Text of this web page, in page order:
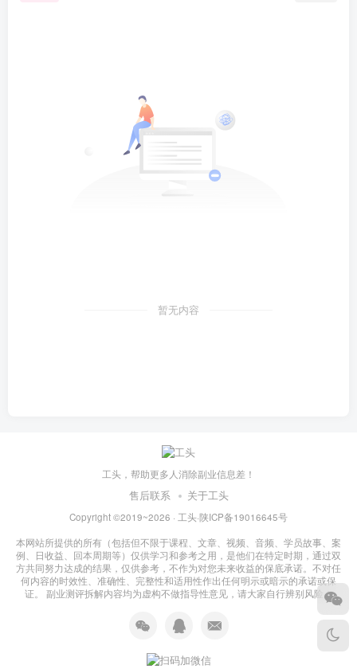
暂无内容
工头，帮助更多人消除副业信息差！
售后联系 关于工头
Copyright ©2019~2026 · 工头·陕ICP备19016645号
本网站所提供的所有（包括但不限于课程、文章、视频、音频、学员故事、案
例、日收益、回本周期等）仅供学习和参考之用，是他们在特定时期，通过双
方共同努力达成的结果，仅供参考，不作为对您未来收益的保底承诺。不对任
何内容的时效性、准确性、完整性和适用性作出任何明示或暗示的承诺或保
证。 副业测评拆解内容均为虚构不做指导性意见，请大家自行辨别风险！